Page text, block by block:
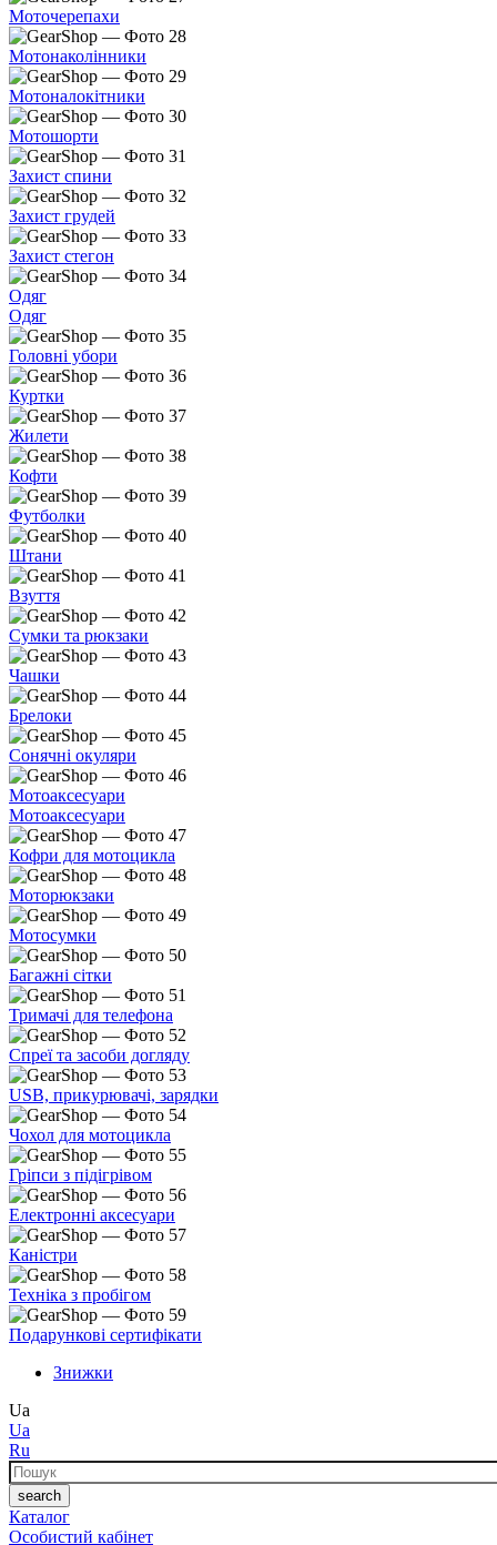
Моточерепахи
Мотонаколінники
Мотоналокітники
Мотошорти
Захист спини
Захист грудей
Захист стегон
Одяг
Одяг
Головні убори
Куртки
Жилети
Кофти
Футболки
Штани
Взуття
Сумки та рюкзаки
Чашки
Брелоки
Сонячні окуляри
Мотоаксесуари
Мотоаксесуари
Кофри для мотоцикла
Моторюкзаки
Мотосумки
Багажні сітки
Тримачі для телефона
Спреї та засоби догляду
USB, прикурювачі, зарядки
Чохол для мотоцикла
Гріпси з підігрівом
Електронні аксесуари
Каністри
Техніка з пробігом
Подарункові сертифікати
Знижки
Ua
Ua
Ru
Пошук
search
Каталог
Особистий кабінет